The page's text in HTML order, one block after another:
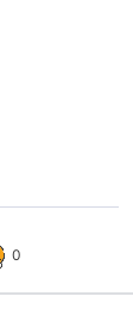
0